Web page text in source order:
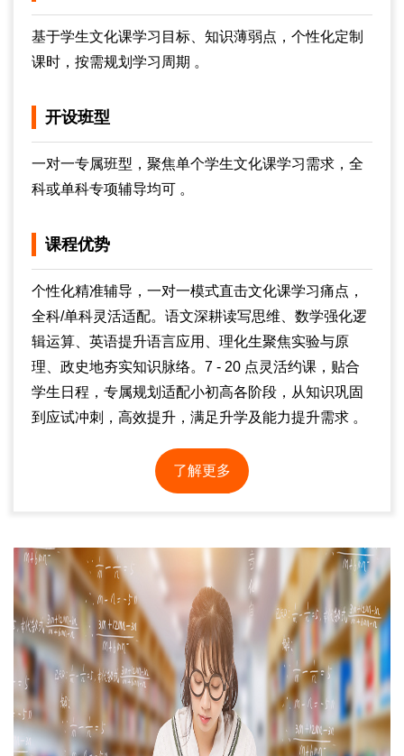
基于学生文化课学习目标、知识薄弱点，个性化定制
课时，按需规划学习周期 。
开设班型
一对一专属班型，聚焦单个学生文化课学习需求，全
科或单科专项辅导均可 。
课程优势
个性化精准辅导，一对一模式直击文化课学习痛点，
全科/单科灵活适配。语文深耕读写思维、数学强化逻
辑运算、英语提升语言应用、理化生聚焦实验与原
理、政史地夯实知识脉络。7 - 20 点灵活约课，贴合
学生日程，专属规划适配小初高各阶段，从知识巩固
到应试冲刺，高效提升，满足升学及能力提升需求 。
了解更多